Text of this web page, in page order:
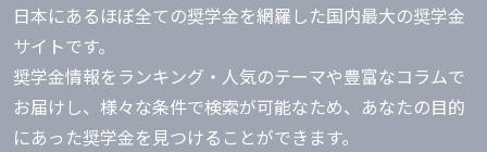
日本にあるほぼ全ての奨学金を網羅した国内最大の奨学金
サイトです。
奨学金情報をランキング・人気のテーマや豊富なコラムで
お届けし、様々な条件で検索が可能なため、あなたの目的
にあった奨学金を見つけることができます。